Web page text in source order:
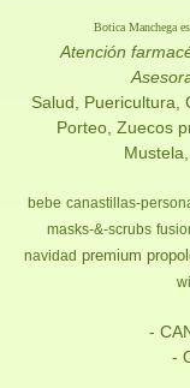
Botica Manchega
Atención
Salud, Puericultura,
Porteo, Zuecos
bebe canastillas-
masks-&-scrubs
navidad premium
-
-